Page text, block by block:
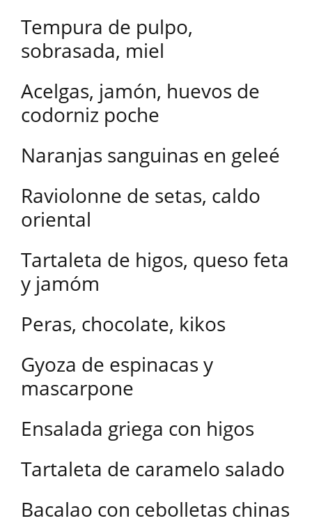
Tempura de pulpo,
sobrasada, miel
Acelgas, jamón, huevos de
codorniz poche
Naranjas sanguinas en geleé
Raviolonne de setas, caldo
oriental
Tartaleta de higos, queso feta
y jamóm
Peras, chocolate, kikos
Gyoza de espinacas y
mascarpone
Ensalada griega con higos
Tartaleta de caramelo salado
Bacalao con cebolletas chinas